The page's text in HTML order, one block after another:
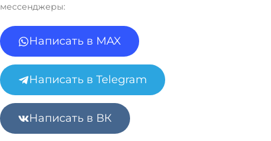
мессенджеры:
Написать в MAX
Написать в Telegram
Написать в ВК